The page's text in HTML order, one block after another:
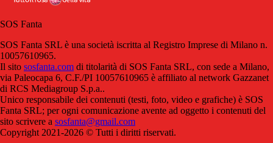
SOS Fanta
SOS Fanta SRL è una società iscritta al Registro Imprese di Milano n.
10057610965.
Il sito sosfanta.com di titolarità di SOS Fanta SRL, con sede a Milano,
via Paleocapa 6, C.F./PI 10057610965 è affiliato al network Gazzanet
di RCS Mediagroup S.p.a..
Unico responsabile dei contenuti (testi, foto, video e grafiche) è SOS
Fanta SRL; per ogni comunicazione avente ad oggetto i contenuti del
sito scrivere a sosfanta@gmail.com
Copyright 2021-2026 © Tutti i diritti riservati.